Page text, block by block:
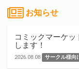
お知らせ
コミックマーケ
します！
2026.08.08 サークル様向